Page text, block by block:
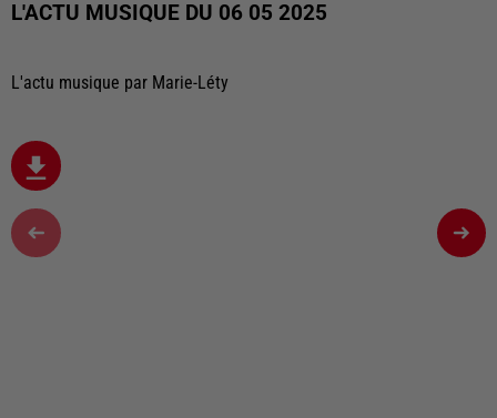
L'ACTU MUSIQUE DU 06 05 2025
L'actu musique par Marie-Léty